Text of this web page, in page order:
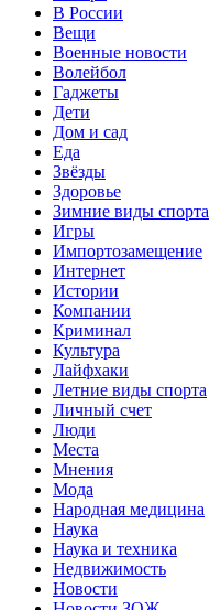
В России
Вещи
Военные новости
Волейбол
Гаджеты
Дети
Дом и сад
Еда
Звёзды
Здоровье
Зимние виды спорта
Игры
Импортозамещение
Интернет
Истории
Компании
Криминал
Культура
Лайфхаки
Летние виды спорта
Личный счет
Люди
Места
Мнения
Мода
Народная медицина
Наука
Наука и техника
Недвижимость
Новости